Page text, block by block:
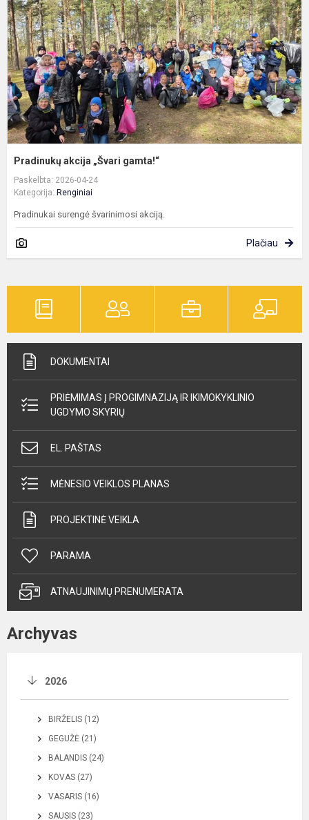
​Pradinukų akcija „Švari gamta!“
Paskelbta: 2026-04-24
Kategorija: Renginiai
Pradinukai surengė švarinimosi akciją.
Plačiau
DOKUMENTAI
PRIĖMIMAS Į PROGIMNAZIJĄ IR IKIMOKYKLINIO
UGDYMO SKYRIŲ
EL. PAŠTAS
MĖNESIO VEIKLOS PLANAS
PROJEKTINĖ VEIKLA
PARAMA
ATNAUJINIMŲ PRENUMERATA
Archyvas
2026
BIRŽELIS (12)
GEGUŽĖ (21)
BALANDIS (24)
KOVAS (27)
VASARIS (16)
SAUSIS (23)